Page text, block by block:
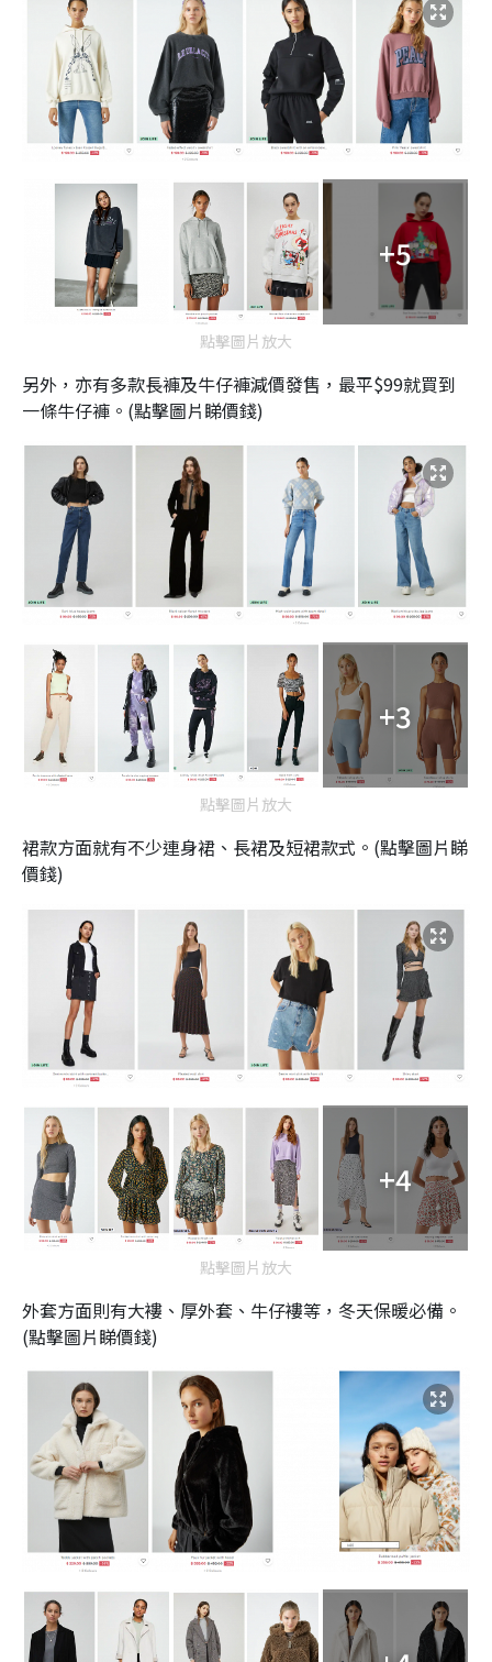
+5
點擊圖片放大
另外，亦有多款長褲及牛仔褲減價發售，最平$99就買到
一條牛仔褲。(點擊圖片睇價錢)
+3
點擊圖片放大
裙款方面就有不少連身裙、長裙及短裙款式。(點擊圖片睇
價錢)
+4
點擊圖片放大
外套方面則有大褸、厚外套、牛仔褸等，冬天保暖必備。
(點擊圖片睇價錢)